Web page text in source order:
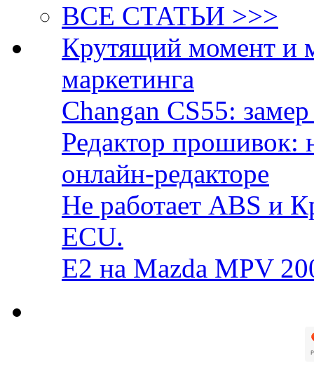
ВСЕ СТАТЬИ >>>
Крутящий момент и
маркетинга
Changan CS55:
Редактор прошивок:
онлайн-редакторе
Не работает ABS и
ECU.
E2 на Mazda MPV